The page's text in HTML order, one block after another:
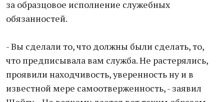
за образцовое исполнение служебных
обязанностей.
- Вы сделали то, что должны были сделать, то,
что предписывала вам служба. Не растерялись,
проявили находчивость, уверенность ну и в
известной мере самоотверженность, - заявил